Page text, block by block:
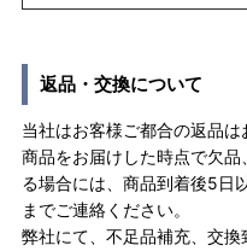
返品・交換について
当社はお客様ご都合の返品は
商品をお届けした時点で欠
る場合には、商品到着後5日
までご連絡ください。
弊社にて、不足品補充、交換